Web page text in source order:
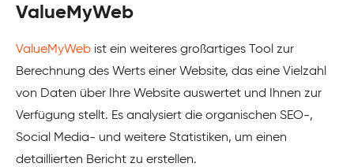
ValueMyWeb
ValueMyWeb ist ein weiteres großartiges Tool zur
Berechnung des Werts einer Website, das eine Vielzahl
von Daten über Ihre Website auswertet und Ihnen zur
Verfügung stellt. Es analysiert die organischen SEO-,
Social Media- und weitere Statistiken, um einen
detaillierten Bericht zu erstellen.